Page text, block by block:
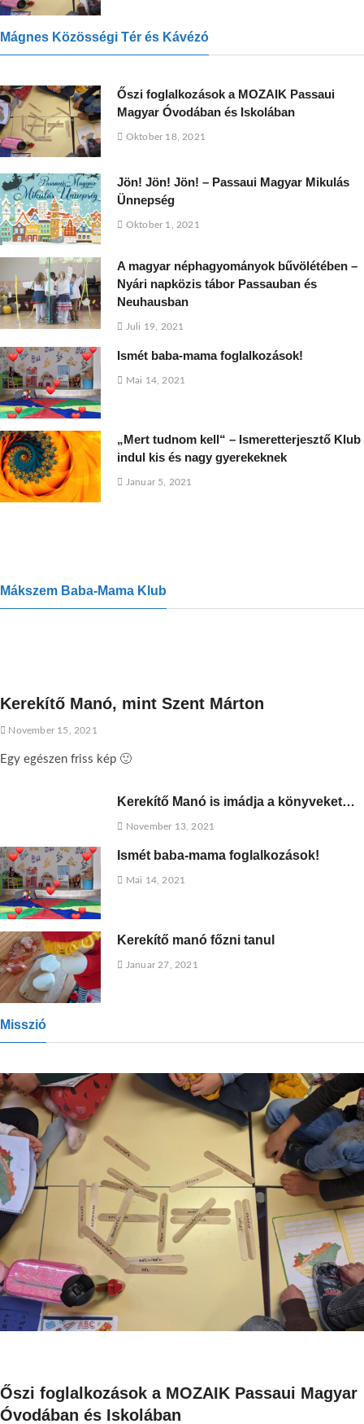
Mágnes Közösségi Tér és Kávézó
Őszi foglalkozások a MOZAIK Passaui
Magyar Óvodában és Iskolában
Oktober 18, 2021
Jön! Jön! Jön! – Passaui Magyar Mikulás
Ünnepség
Oktober 1, 2021
A magyar néphagyományok bűvölétében –
Nyári napközis tábor Passauban és
Neuhausban
Juli 19, 2021
Ismét baba-mama foglalkozások!
Mai 14, 2021
„Mert tudnom kell“ – Ismeretterjesztő Klub
indul kis és nagy gyerekeknek
Januar 5, 2021
Mákszem Baba-Mama Klub
Kerekítő Manó, mint Szent Márton
November 15, 2021
Egy egészen friss kép 🙂
Kerekítő Manó is imádja a könyveket…
November 13, 2021
Ismét baba-mama foglalkozások!
Mai 14, 2021
Kerekítő manó főzni tanul
Januar 27, 2021
Misszió
Őszi foglalkozások a MOZAIK Passaui Magyar
Óvodában és Iskolában